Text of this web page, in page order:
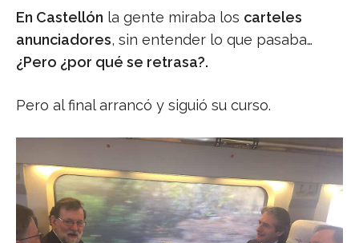
En Castellón la gente miraba los carteles
anunciadores, sin entender lo que pasaba…
¿Pero ¿por qué se retrasa?.
Pero al final arrancó y siguió su curso.